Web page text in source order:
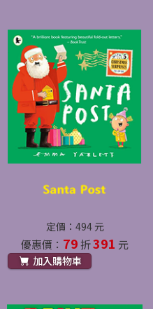
定價：494 元
優惠價： 79折391 元
加入購物車